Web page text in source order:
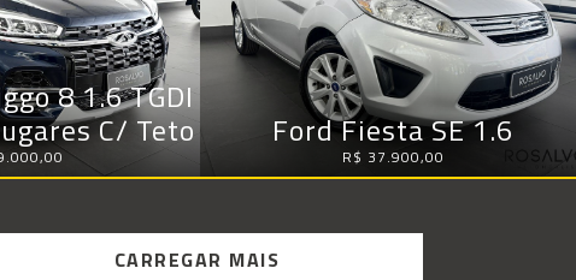
8 1.6 TGDI
C/ Teto
Ford Fiesta SE 1.6
R$ 37.900,00
CARREGAR MAIS